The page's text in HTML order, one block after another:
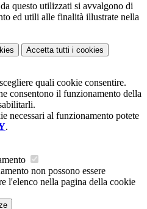
questo utilizzati si avvalgono di
ed utili alle finalità illustrate nella
Accetta tutti i cookies
quali cookie consentire.
consentono il funzionamento della
necessari al funzionamento potete
.
non possono essere
l'elenco nella pagina della cookie